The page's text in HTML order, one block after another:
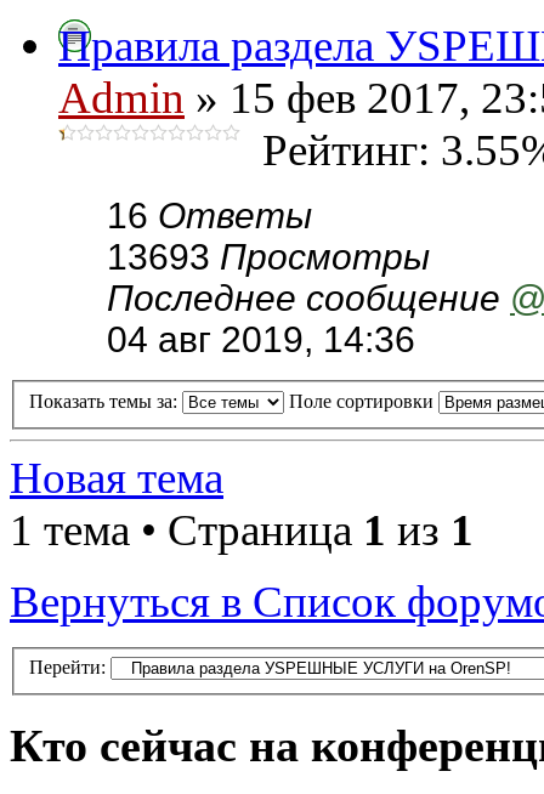
Правила раздела
Admin » 15 фев 2017,
Рейтинг:
16 Ответы
13693 Просмотры
Последнее сообщение
04 авг 2019, 14:36
Показать темы за: Поле сортировки
Новая тема
1 тема • Страница 1 из 1
Вернуться в Список
Перейти:
Кто сейчас на